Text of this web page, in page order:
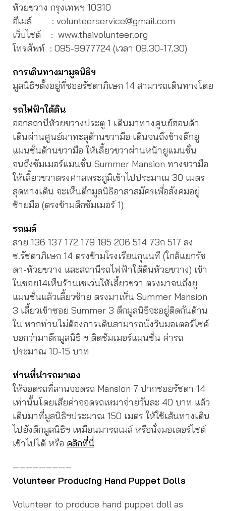
ห้วยขวาง กรุงเทพฯ 10310
อีเมล์ : volunteerservice@gmail.com
เว็บไซต์ : www.thaivolunteer.org
โทรศัพท์ : 095-9977724 (เวลา 09.30-17.30)
การเดินทางมามูลนิธิฯ
มูลนิธิฯตั้งอยู่ที่ซอยรัชดาภิเษก 14 สามารถเดินทางโดย
รถไฟฟ้าใต้ดิน
ออกสถานีห้วยขวางประตู 1 เดินมาทางศูนย์ฮอนด้า
เดินผ่านศูนย์มาทะลุด้านขวามือ เดินจนถึงข้างตึกยู
แมนชั่นด้านขวามือ ให้เลี้ยวขวาผ่านหน้ายูแมนชั่น
จนถึงซัมเมอร์แมนชั่น Summer Mansion ทางขวามือ
ให้เลี้ยวขวาตรงศาลพระภูมิเข้าไปประมาณ 30 เมตร
สุดทางเดิน จะเห็นตึกมูลนิธิอาสาสมัครเพื่อสังคมอยู่
ซ้ายมือ (ตรงข้ามตึกซัมเมอร์ 1)
รถเมล์
สาย 136 137 172 179 185 206 514 73ก 517 ลง
ซ.รัชดาภิเษก 14 ตรงข้ามโรงเรียนกุนนที (ใกล้แยกรัช
ดา-ห้วยขวาง และสถานีรถไฟฟ้าใต้ดินห้วยขวาง) เข้า
ในซอย14เห็นร้านเซเว่นให้เลี้ยวขวา ตรงมาจนถึงยู
แมนชั่นแล้วเลี้ยวซ้าย ตรงมาเห็น Summer Mansion
3 เลี้ยวเข้าซอย Summer 3 ตึกมูลนิธิจะอยู่ติดกันด้าน
ใน หากท่านไม่ต้องการเดินสามารถนั่งวินมอเตอร์ไซค์
บอกว่ามาตึกมูลนิธิ ฯ ติดซัมเมอร์แมนชั่น ค่ารถ
ประมาณ 10-15 บาท
ท่านที่นำรถมาเอง
ให้จอดรถที่ลานจอดรถ Mansion 7 ปากซอยรัชดา 14
เท่านั้นโดยเสียค่าจอดรถเหมาจ่ายวันละ 40 บาท แล้ว
เดินมาที่มูลนิธิฯประมาณ 150 เมตร ให้ใช้เส้นทางเดิน
ไปยังตึกมูลนิธิฯ เหมือนมารถเมล์ หรือนั่งมอเตอร์ไซต์
เข้าไปได้ หรือ คลิกที่นี่
—————————
Volunteer Producing Hand Puppet Dolls
Volunteer to produce hand puppet doll as